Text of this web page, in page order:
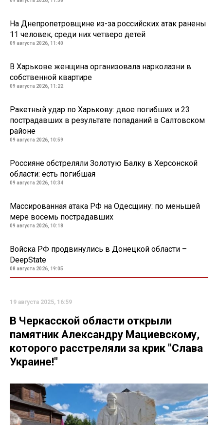
На Днепропетровщине из-за российских атак ранены
11 человек, среди них четверо детей
09 августа 2026, 11:40
В Харькове женщина организовала нарколазни в
собственной квартире
09 августа 2026, 11:22
Ракетный удар по Харькову: двое погибших и 23
пострадавших в результате попаданий в Салтовском
районе
09 августа 2026, 10:59
Россияне обстреляли Золотую Балку в Херсонской
области: есть погибшая
09 августа 2026, 10:34
Массированная атака РФ на Одесщину: по меньшей
мере восемь пострадавших
09 августа 2026, 10:18
Войска РФ продвинулись в Донецкой области –
DeepState
08 августа 2026, 19:05
19 августа 2025, 16:59
В Черкасской области открыли
памятник Александру Мациевскому,
которого расстреляли за крик "Слава
Украине!"